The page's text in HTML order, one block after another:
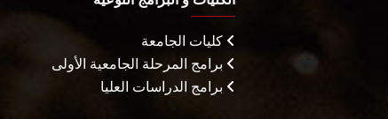
كليات الجامعة
برامج المرحلة الجامعية الأولى
برامج الدراسات العليا